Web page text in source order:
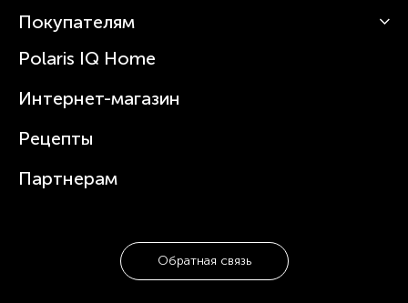
Вертикальные пылесосы
Зубные щетки и ирригаторы
Увлажнители
Посуда
О Polaris
Статьи
Покупателям
Сервисные центры
Где купить
Polaris IQ Home
Интернет-магазин
Рецепты
Партнерам
Обратная связь